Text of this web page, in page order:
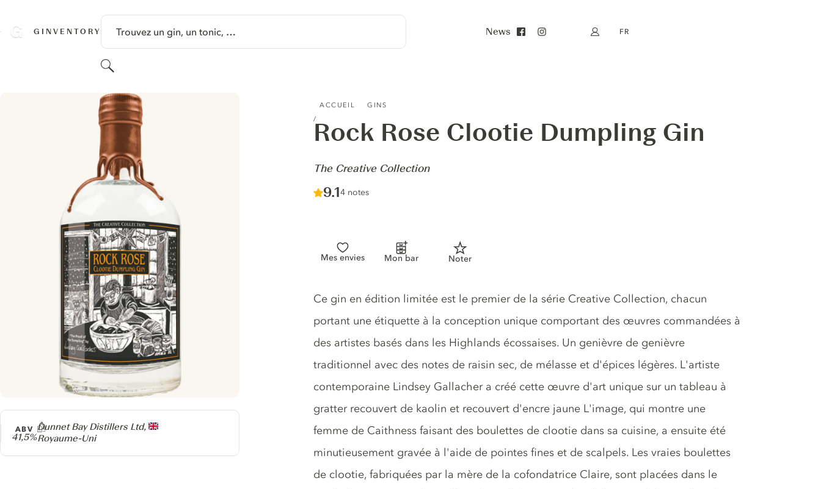
GINVENTORY Trouvez un gin, un tonic, …
Rechercher
News Mon compte
FR
ACCUEIL GINS
Rock Rose Clootie Dumpling Gin
-
The Creative Collection
Score :
9.1/ 10
4 notes
Mes envies Mon bar Noter
Producteur
Dunnet Bay Distillers Ltd,
Royaume-Uni
ABV
41,5%
Description du gin
Ce gin en édition limitée est le premier de la série Creative Collection, chacun
portant une étiquette à la conception unique comportant des œuvres commandées à
des artistes basés dans les Highlands écossaises. Un genièvre de genièvre
traditionnel avec des notes de raisin sec, de mélasse et d'épices légères. L'artiste
contemporaine Lindsey Gallacher a créé cette œuvre d'art unique sur un tableau à
gratter recouvert de kaolin et recouvert d'encre jaune L'image, qui montre une
femme de Caithness faisant des boulettes de clootie dans sa cuisine, a ensuite été
minutieusement gravée à l'aide de pointes fines et de scalpels. Les vraies boulettes
de clootie, fabriquées par la mère de la cofondatrice Claire, sont placées dans le